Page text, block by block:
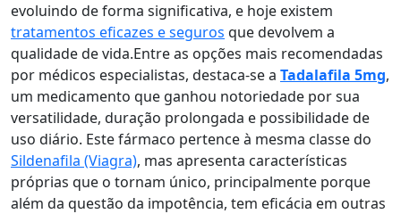
evoluindo de forma significativa, e hoje existem
tratamentos eficazes e seguros que devolvem a
qualidade de vida.Entre as opções mais recomendadas
por médicos especialistas, destaca-se a Tadalafila 5mg,
um medicamento que ganhou notoriedade por sua
versatilidade, duração prolongada e possibilidade de
uso diário. Este fármaco pertence à mesma classe do
Sildenafila (Viagra), mas apresenta características
próprias que o tornam único, principalmente porque
além da questão da impotência, tem eficácia em outras